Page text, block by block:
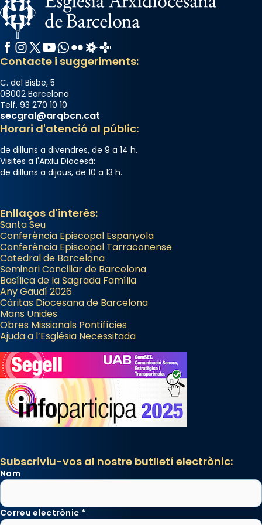
Facebook
Instagram
X / Twitter
YouTube
WhatsApp
FlickrRadio Estel
Catalunya Cristiana
Contacte i suggeriments:
C. del Bisbe, 5
08002 Barcelona
Telf. 93 270 10 10
secgral@arqbcn.cat
Horari d'atenció al públic:
de dilluns a divendres, de 9 a 14 h.
Visites a l'Arxiu Diocesà:
de dilluns a dijous, de 10 a 13 h.
Enllaços d'interès:
Santa Seu
Conferència Episcopal Espanyola
Conferència Episcopal Tarraconense
Catedral de Barcelona
Seminari Conciliar de Barcelona
Basílica de la Sagrada Família
Any Gaudí 2026
Càritas Diocesana de Barcelona
Mans Unides
Obres Missionals Pontifícies
Ajuda a l’Església Necessitada
Subscriviu-vos al nostre butlletí electrònic:
Nom
Correu electrònic *